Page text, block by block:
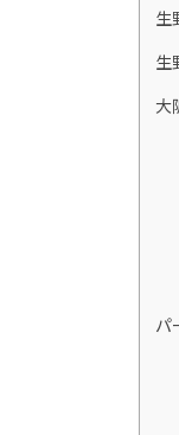
生
生
大
パ